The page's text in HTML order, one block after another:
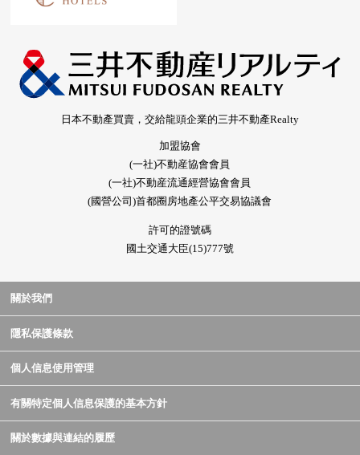
日本不動產買賣，交給龍頭企業的三井不動產Realty
加盟協會
(一社)不動産協會會員
(一社)不動産流通經營協會會員
(國營公司)首都圈房地產公平交易協議會
許可的證號碼
國土交通大臣(15)777號
關於我們
隱私保護條款
個人信息使用管理
有關特定個人信息保護的基本方針
關於數據與連結的履歷